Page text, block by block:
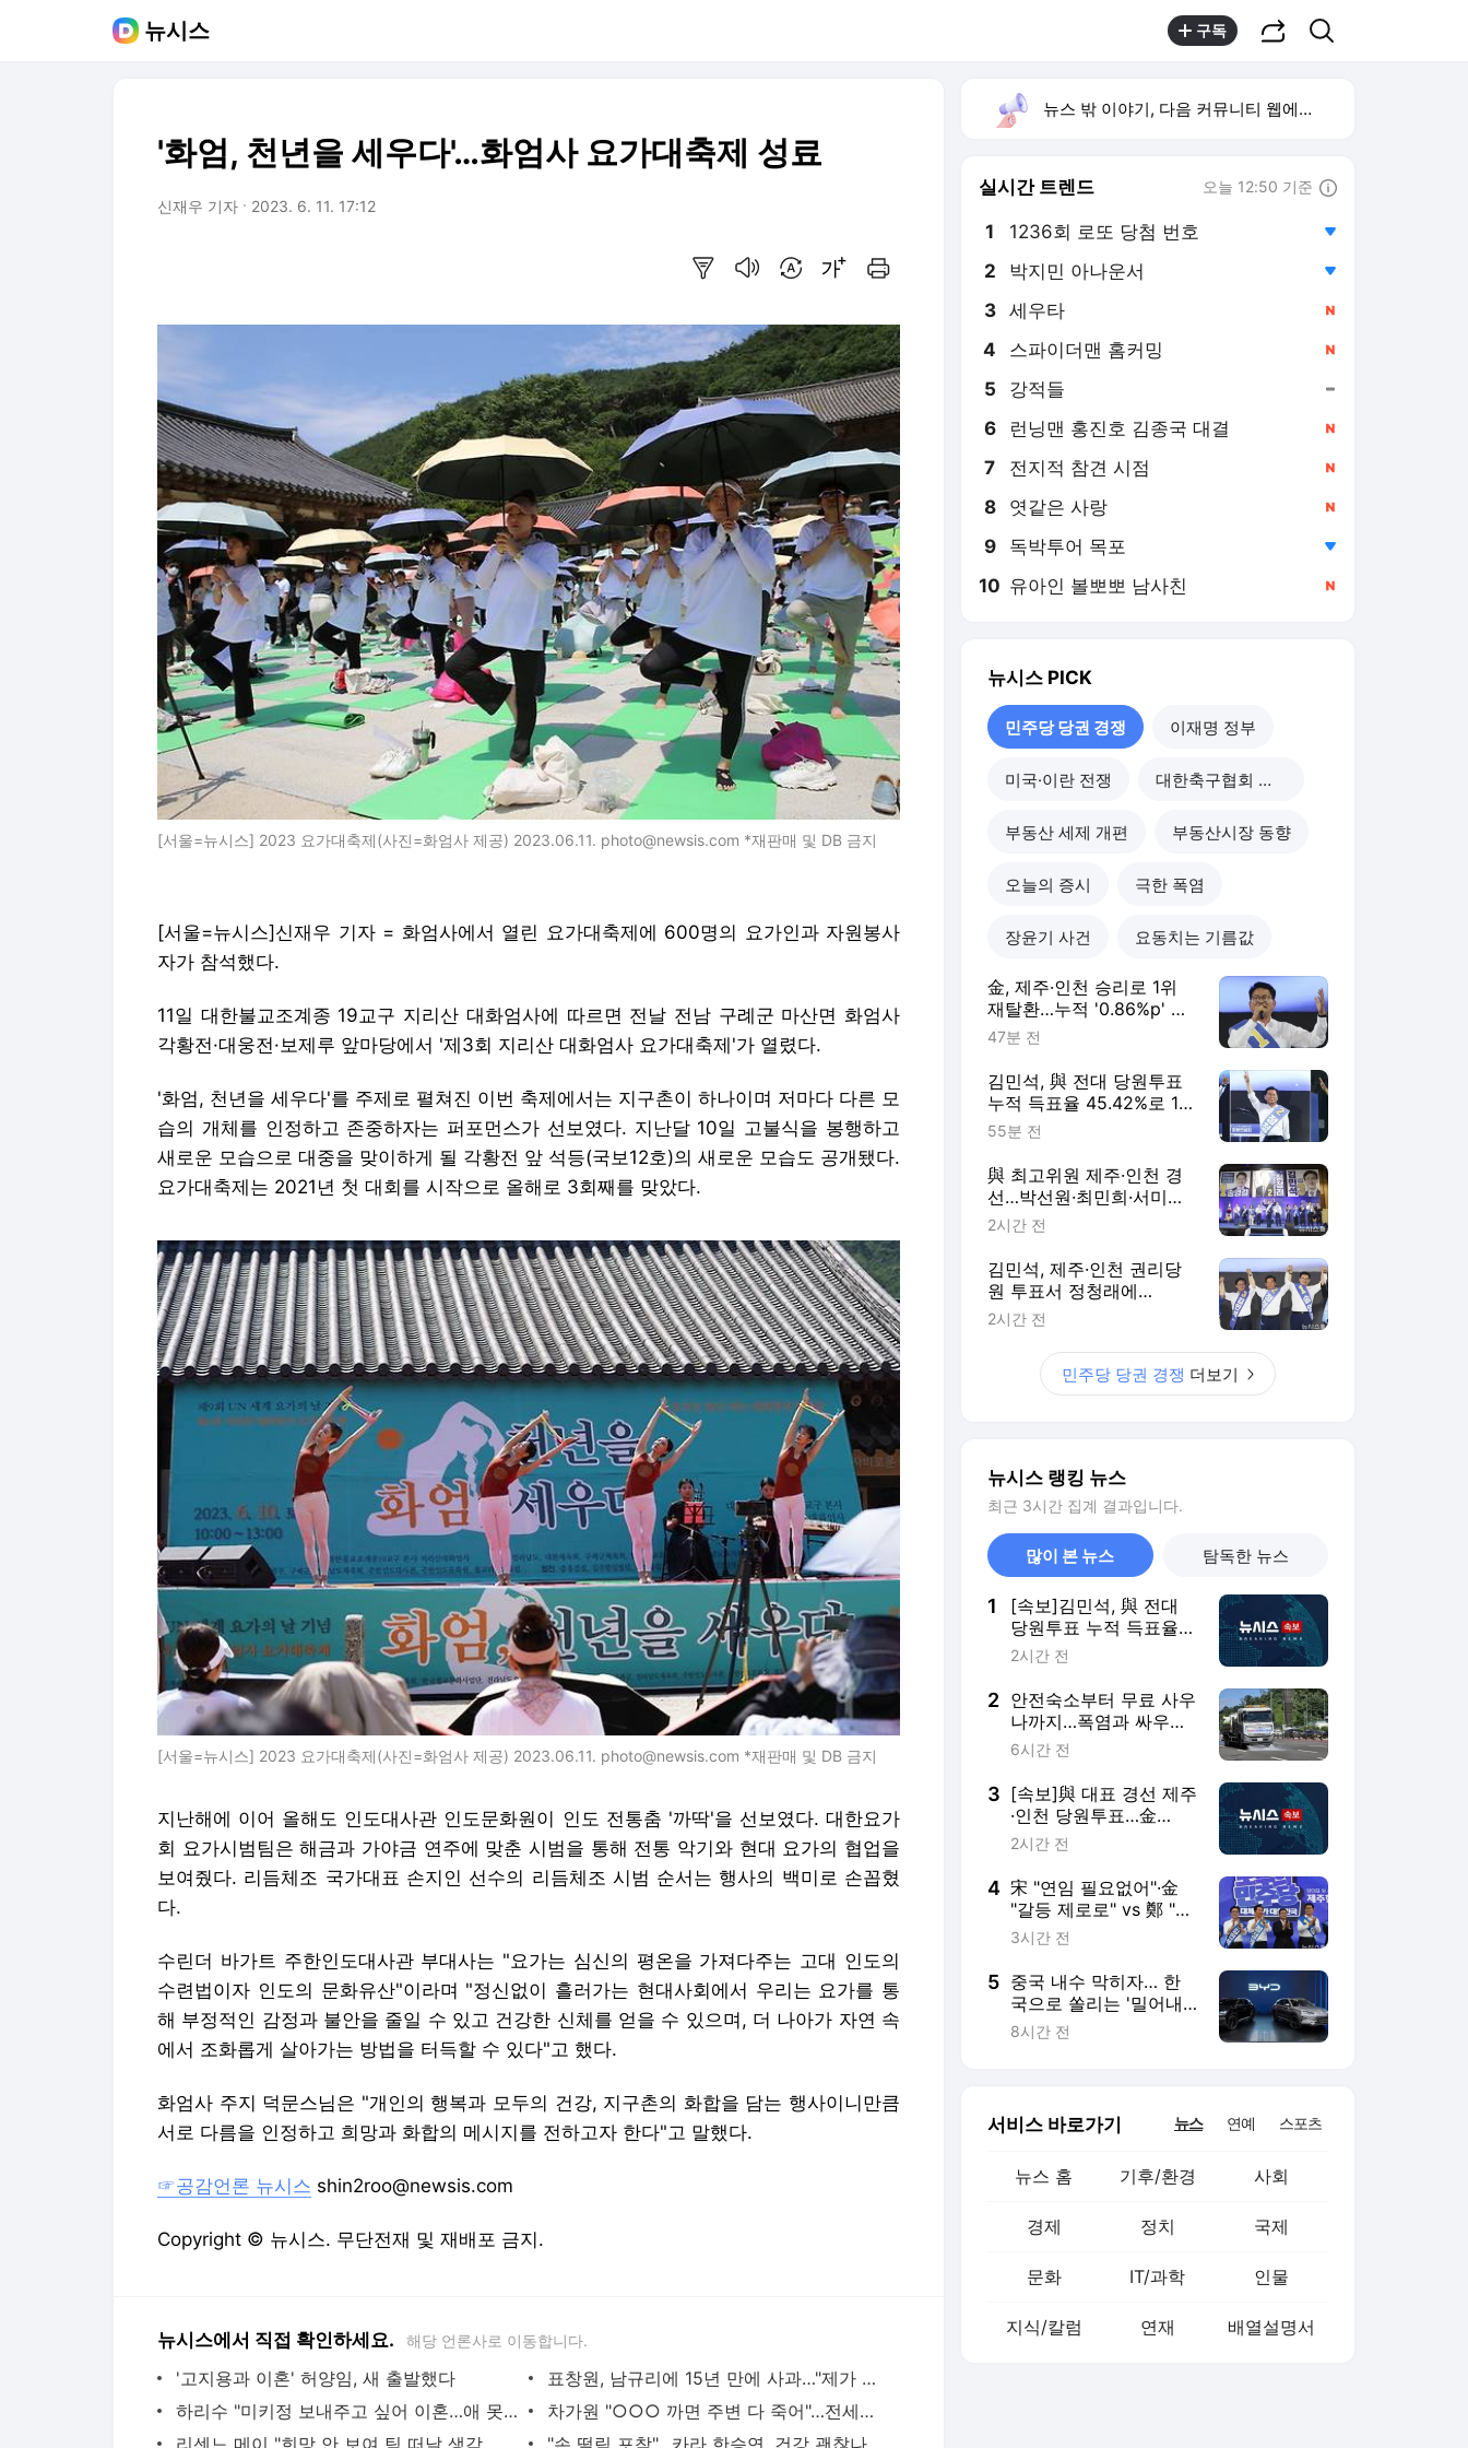
뉴시스 구독
'화엄, 천년을 세우다'…화엄사 요가대축제 성료
신재우 기자 2023. 6. 11. 17:12
[서울=뉴시스] 2023 요가대축제(사진=화엄사 제공) 2023.06.11. photo@newsis.com *재판매 및 DB 금지
[서울=뉴시스]신재우 기자 = 화엄사에서 열린 요가대축제에 600명의 요가인과 자원봉사
자가 참석했다.
11일 대한불교조계종 19교구 지리산 대화엄사에 따르면 전날 전남 구례군 마산면 화엄사
각황전·대웅전·보제루 앞마당에서 '제3회 지리산 대화엄사 요가대축제'가 열렸다.
'화엄, 천년을 세우다'를 주제로 펼쳐진 이번 축제에서는 지구촌이 하나이며 저마다 다른 모
습의 개체를 인정하고 존중하자는 퍼포먼스가 선보였다. 지난달 10일 고불식을 봉행하고
새로운 모습으로 대중을 맞이하게 될 각황전 앞 석등(국보12호)의 새로운 모습도 공개됐다.
요가대축제는 2021년 첫 대회를 시작으로 올해로 3회째를 맞았다.
[서울=뉴시스] 2023 요가대축제(사진=화엄사 제공) 2023.06.11. photo@newsis.com *재판매 및 DB 금지
지난해에 이어 올해도 인도대사관 인도문화원이 인도 전통춤 '까딱'을 선보였다. 대한요가
회 요가시범팀은 해금과 가야금 연주에 맞춘 시범을 통해 전통 악기와 현대 요가의 협업을
보여줬다. 리듬체조 국가대표 손지인 선수의 리듬체조 시범 순서는 행사의 백미로 손꼽혔
다.
수린더 바가트 주한인도대사관 부대사는 "요가는 심신의 평온을 가져다주는 고대 인도의
수련법이자 인도의 문화유산"이라며 "정신없이 흘러가는 현대사회에서 우리는 요가를 통
해 부정적인 감정과 불안을 줄일 수 있고 건강한 신체를 얻을 수 있으며, 더 나아가 자연 속
에서 조화롭게 살아가는 방법을 터득할 수 있다"고 했다.
화엄사 주지 덕문스님은 "개인의 행복과 모두의 건강, 지구촌의 화합을 담는 행사이니만큼
서로 다름을 인정하고 희망과 화합의 메시지를 전하고자 한다"고 말했다.
☞공감언론 뉴시스 shin2roo@newsis.com
Copyright © 뉴시스. 무단전재 및 재배포 금지.
뉴시스에서 직접 확인하세요. 해당 언론사로 이동합니다.
'고지용과 이혼' 허양임, 새 출발했다
표창원, 남규리에 15년 만에 사과…"제가 틀렸습니다"
하리수 "미키정 보내주고 싶어 이혼…애 못 낳아 미안했다"
차가원 "○○○ 까면 주변 다 죽어"…전세금 미반환 속 녹취 폭로 파장
뉴스 밖 이야기, 다음 커뮤니티 웹에서 보기
실시간 트렌드 오늘 12:50 기준
1 1236회 로또 당첨 번호
2 박지민 아나운서
3 세우타
4 스파이더맨 홈커밍
5 강적들
6 런닝맨 홍진호 김종국 대결
7 전지적 참견 시점
8 엿같은 사랑
9 독박투어 목포
10 유아인 볼뽀뽀 남사친
뉴시스 PICK
민주당 당권 경쟁 이재명 정부
미국·이란 전쟁 대한축구협회 개혁
부동산 세제 개편 부동산시장 동향
오늘의 증시 극한 폭염
장윤기 사건 요동치는 기름값
金, 제주·인천 승리로 1위
재탈환…누적 '0.86%p' 초
박빙에 호남 표심 주목
47분 전
김민석, 與 전대 당원투표
누적 득표율 45.42%로 1
위…'0.86%p차' 박빙 재역
55분 전
與 최고위원 제주·인천 경
선…박선원·최민희·서미화·
한민수·김용 순
2시간 전
김민석, 제주·인천 권리당
원 투표서 정청래에
5.67%p차 승리
2시간 전
민주당 당권 경쟁 더보기
뉴시스 랭킹 뉴스
최근 3시간 집계 결과입니다.
많이 본 뉴스 탐독한 뉴스
1
[속보]김민석, 與 전대
당원투표 누적 득표율
45.42%로 1위… 정청래
2시간 전
2 안전숙소부터 무료 사우
나까지…폭염과 싸우는
자치구들[구청25]
6시간 전
3 [속보]與 대표 경선 제주
·인천 당원투표…金
47.75%·鄭 42.08%·宋
2시간 전
4 宋 "연임 필요없어"·金
"갈등 제로로" vs 鄭 "진
흙탕 사과해야"(종합)
3시간 전
5 중국 내수 막히자… 한
국으로 쏠리는 '밀어내
기 수출' 공세[車이나 머
8시간 전
서비스 바로가기 뉴스 연예 스포츠
뉴스 홈 기후/환경 사회
경제 정치 국제
문화 IT/과학 인물
지식/칼럼 연재 배열설명서